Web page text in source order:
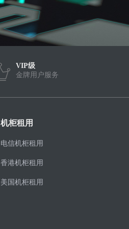
VIP级
金牌用户服务
机柜租用
电信机柜租用
香港机柜租用
美国机柜租用